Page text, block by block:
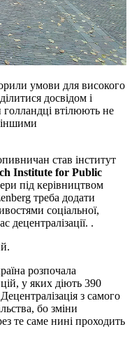
умови для високого
досвідом і
втілюють не
іншими
став інститут
Institute for Public
під керівництвом
треба додати
соціальної,
децентралізації. .
розпочала
у яких діють 390
з самого
бо зміни
те саме нині проходить